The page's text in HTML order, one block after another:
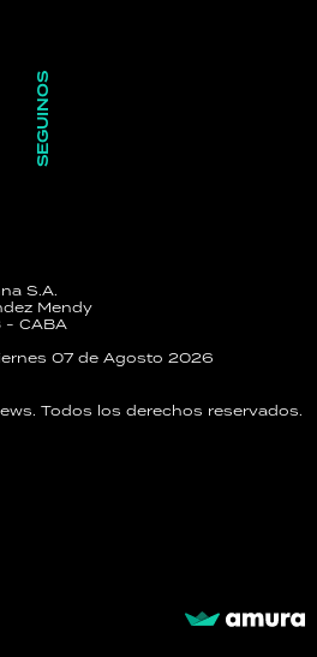
SEGUINOS
S.A.
Mendy
- CABA
07 de Agosto 2026
Todos los derechos reservados.